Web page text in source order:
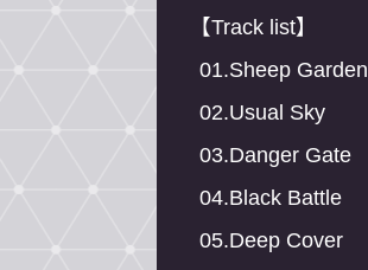
【Track list】
01.Sheep Garden
02.Usual Sky
03.Danger Gate
04.Black Battle
05.Deep Cover